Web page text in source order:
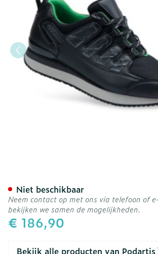
€ 186,90
Niet beschikbaar
Neem contact op met ons via telefoon of
bekijken we samen de mogelijkheden.
Bekijk alle producten van Podartis